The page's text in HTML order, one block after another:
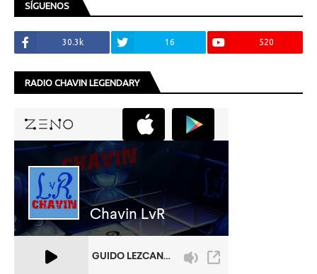
SÍGUENOS
30.3k 16 520
RADIO CHAVIN LEGENDARY